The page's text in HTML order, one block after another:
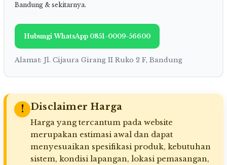
Bandung & sekitarnya.
Hubungi WhatsApp 0851-0009-56600
Alamat: Jl. Cijaura Girang II Ruko 2 F, Bandung
! Disclaimer Harga
Harga yang tercantum pada website
merupakan estimasi awal dan dapat
menyesuaikan spesifikasi produk, kebutuhan
sistem, kondisi lapangan, lokasi pemasangan,